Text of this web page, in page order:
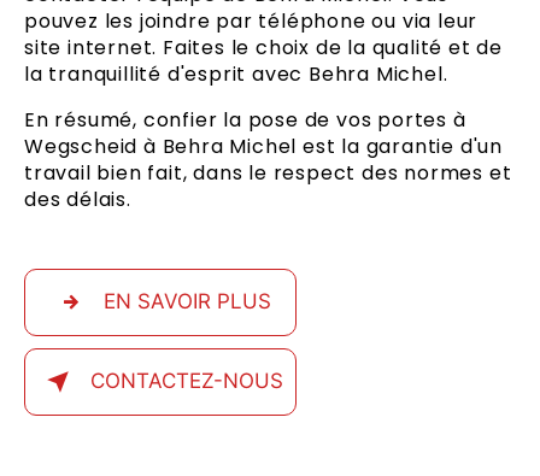
pouvez les joindre par téléphone ou via leur
site internet. Faites le choix de la qualité et de
la tranquillité d'esprit avec Behra Michel.
En résumé, confier la pose de vos portes à
Wegscheid à Behra Michel est la garantie d'un
travail bien fait, dans le respect des normes et
des délais.
EN SAVOIR PLUS
CONTACTEZ-NOUS